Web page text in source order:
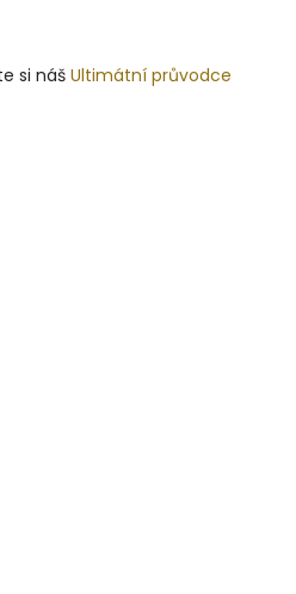
si nášUltimátní průvodce